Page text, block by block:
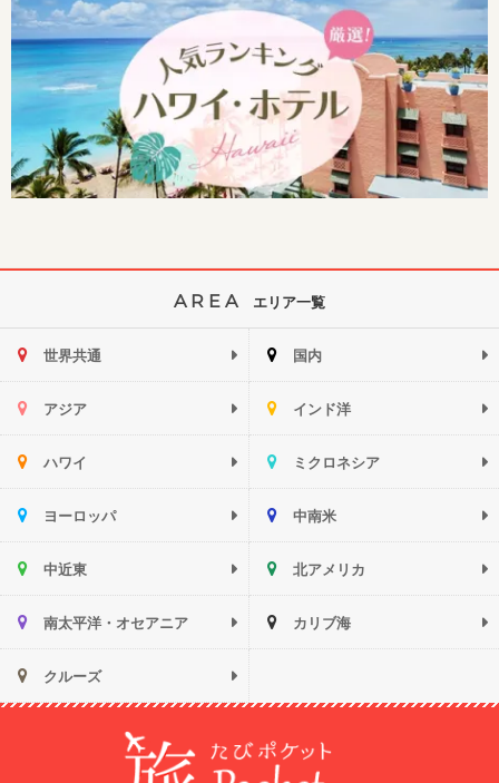
AREA エリア一覧
世界共通 国内
アジア インド洋
ハワイ ミクロネシア
ヨーロッパ 中南米
中近東 北アメリカ
南太平洋・オセアニア カリブ海
クルーズ